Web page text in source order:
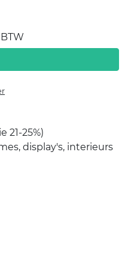
21-25%)
display's, interieurs